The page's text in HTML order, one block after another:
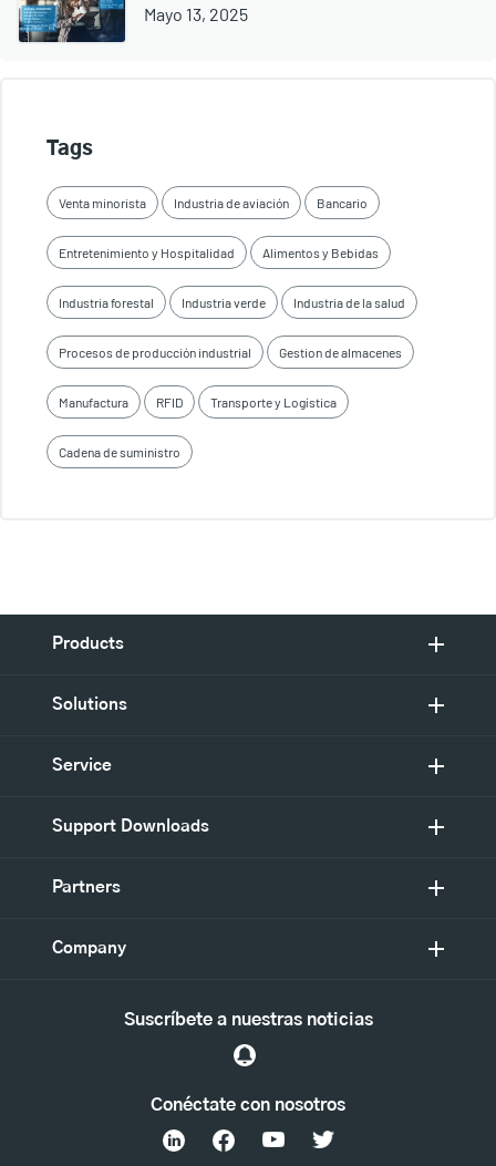
Mayo 13, 2025
Tags
Venta minorista Industria de aviación Bancario
Entretenimiento y Hospitalidad Alimentos y Bebidas
Industria forestal Industria verde Industria de la salud
Procesos de producción industrial Gestion de almacenes
Manufactura RFID Transporte y Logística
Cadena de suministro
Products
Solutions
Service
Support Downloads
Partners
Company
Conéctate con nosotros
Suscríbete a nuestras noticias